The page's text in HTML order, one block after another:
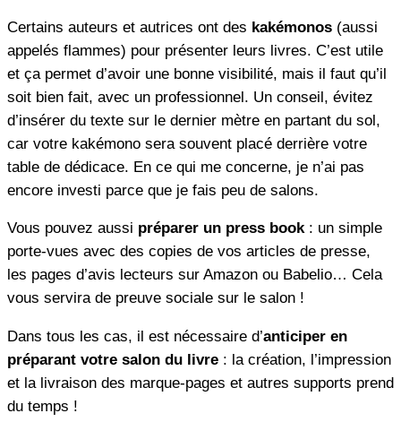
Certains auteurs et autrices ont des kakémonos (aussi
appelés flammes) pour présenter leurs livres. C’est utile
et ça permet d’avoir une bonne visibilité, mais il faut qu’il
soit bien fait, avec un professionnel. Un conseil, évitez
d’insérer du texte sur le dernier mètre en partant du sol,
car votre kakémono sera souvent placé derrière votre
table de dédicace. En ce qui me concerne, je n’ai pas
encore investi parce que je fais peu de salons.
Vous pouvez aussi préparer un press book : un simple
porte-vues avec des copies de vos articles de presse,
les pages d’avis lecteurs sur Amazon ou Babelio… Cela
vous servira de preuve sociale sur le salon !
Dans tous les cas, il est nécessaire d’anticiper en
préparant votre salon du livre : la création, l’impression
et la livraison des marque-pages et autres supports prend
du temps !